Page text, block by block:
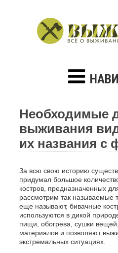
Необходимые
выживания
их названия с
За всю свою историю
придумал большое
костров, предназначенных
рассмотрим так называемые
еще называют, бивачные
используются в дикой
пищи, обогрева, сушки
материалов и позволяют
экстремальных ситуациях.